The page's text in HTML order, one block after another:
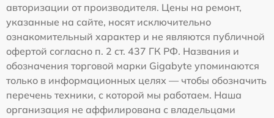
авторизации от производителя. Цены на ремонт,
указанные на сайте, носят исключительно
ознакомительный характер и не являются публичной
офертой согласно п. 2 ст. 437 ГК РФ. Названия и
обозначения торговой марки Gigabyte упоминаются
только в информационных целях — чтобы обозначить
перечень техники, с которой мы работаем. Наша
организация не аффилирована с владельцами